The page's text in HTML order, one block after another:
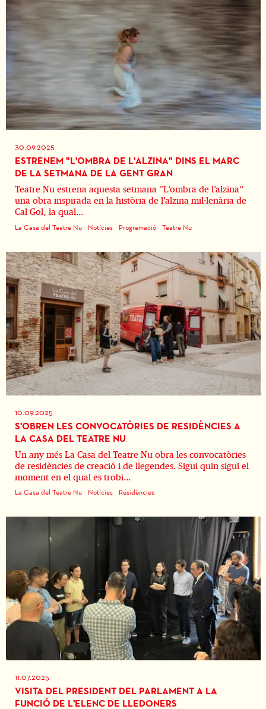
30.09.2025
ESTRENEM "L'OMBRA DE L'ALZINA" DINS EL MARC
DE LA SETMANA DE LA GENT GRAN
Teatre Nu estrena aquesta setmana “L’ombra de l’alzina”
una obra inspirada en la història de l’alzina mil·lenària de
Cal Gol, la qual...
La Casa del Teatre Nu Notícies Programació Teatre Nu
10.09.2025
S'OBREN LES CONVOCATÒRIES DE RESIDÈNCIES A
LA CASA DEL TEATRE NU
Un any més La Casa del Teatre Nu obra les convocatòries
de residències de creació i de llegendes. Sigui quin sigui el
moment en el qual es trobi...
La Casa del Teatre Nu Notícies Residències
11.07.2025
VISITA DEL PRESIDENT DEL PARLAMENT A LA
FUNCIÓ DE L'ELENC DE LLEDONERS